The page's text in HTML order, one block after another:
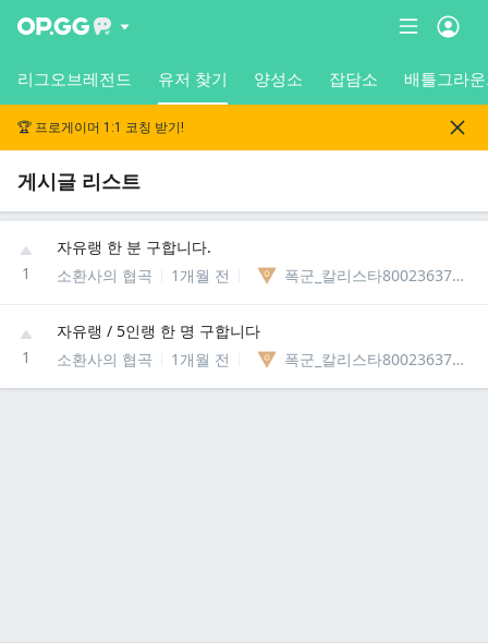
리그오브레전드 유저 찾기 양성소 잡담소 배틀그라
🏆 프로게이머 1:1 코칭 받기!
게시글 리스트
1
자유랭 한 분 구합니다.
소환사의 협곡
1개월 전 폭군_칼리스타8002363766182
1
자유랭 / 5인랭 한 명 구합니다
소환사의 협곡
1개월 전 폭군_칼리스타8002363766182